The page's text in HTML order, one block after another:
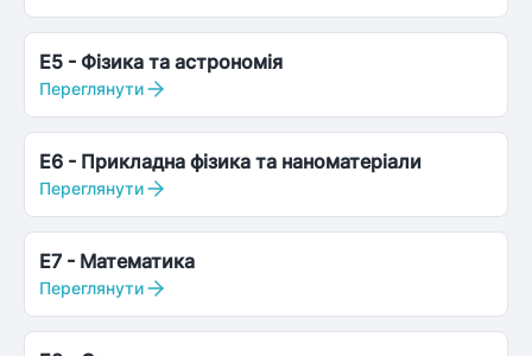
E5 - Фізика та астрономія
Переглянути
E6 - Прикладна фізика та наноматеріали
Переглянути
E7 - Математика
Переглянути